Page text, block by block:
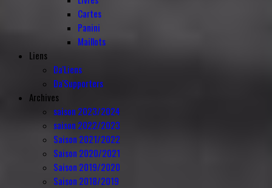
Cartes
Panini
Maillots
Liens
Da'Liens
Da'Supporters
Archives
saison 2023/2024
saison 2022/2023
Saison 2021/2022
Saison 2020/2021
Saison 2019/2020
Saison 2018/2019